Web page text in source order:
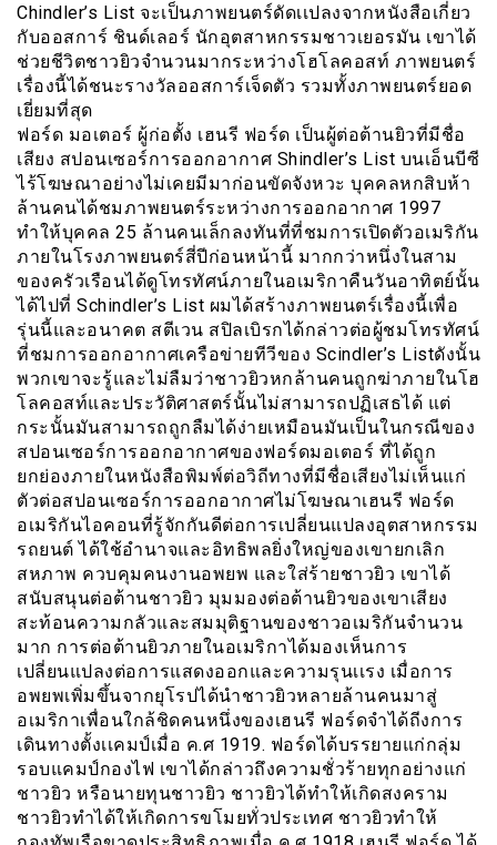
Chindler’s List จะเป็นภาพยนตร์ดัดเเปลงจากหนังสือเกี่ยว
กับออสการ์ ชินด์เลอร์ นักอุตสาหกรรมชาวเยอรมัน เขาได้
ช่วยชีวิตชาวยิวจำนวนมากระหว่างโฮโลคอสท์ ภาพยนตร์
เรื่องนี้ได้ชนะรางวัลออสการ์เจ็ดตัว รวมทั้งภาพยนตร์ยอด
เยี่ยมที่สุด
ฟอร์ด มอเตอร์ ผู้ก่อตั้ง เฮนรี ฟอร์ด เป็นผู้ต่อต้านยิวที่มีชื่อ
เสียง สปอนเซอร์การออกอากาศ Shindler’s List บนเอ็นบีซี
ไร้โฆษณาอย่างไม่เคยมีมาก่อนขัดจังหวะ บุคคลหกสิบห้า
ล้านคนได้ชมภาพยนตร์ระหว่างการออกอากาศ 1997
ทำให้บุคคล 25 ล้านคนเล็กลงทันที่ที่ชมการเปิดตัวอเมริกัน
ภายในโรงภาพยนตร์สี่ปีก่อนหน้านี้ มากกว่าหนึ่งในสาม
ของครัวเรือนได้ดูโทรทัศน์ภายในอเมริกาคืนวันอาทิตย์นั้น
ได้ไปที่ Schindler’s List ผมได้สร้างภาพยนตร์เรื่องนี้เพื่อ
รุ่นนี้และอนาคต สตีเวน สปิลเบิรกได้กล่าวต่อผู้ชมโทรทัศน์
ที่ชมการออกอากาศเครือข่ายทีวีของ Scindler’s Listดังนั้น
พวกเขาจะรู้และไม่ลืมว่าชาวยิวหกล้านคนถูกฆ่าภายในโฮ
โลคอสท์และประวัติศาสตร์นั้นไม่สามารถปฏิเสธได้ แต่
กระนั้นมันสามารถถูกลืมได้ง่ายเหมือนมันเป็นในกรณีของ
สปอนเซอร์การออกอากาศของฟอร์ดมอเตอร์ ที่ได้ถูก
ยกย่องภายในหนังสือพิมพ์ต่อวิถีทางที่มีชื่อเสียงไม่เห็นแก่
ตัวต่อสปอนเซอร์การออกอากาศไม่โฆษณาเฮนรี ฟอร์ด
อเมริกันไอคอนที่รู้จักกันดีต่อการเปลี่ยนแปลงอุตสาหกรรม
รถยนต์ ได้ใช้อำนาจและอิทธิพลยิ่งใหญ่ของเขายกเลิก
สหภาพ ควบคุมคนงานอพยพ และใส่ร้ายชาวยิว เขาได้
สนับสนุนต่อต้านชาวยิว มุมมองต่อต้านยิวของเขาเสียง
สะท้อนความกลัวและสมมุติฐานของชาวอเมริกันจำนวน
มาก การต่อต้านยิวภายในอเมริกาได้มองเห็นการ
เปลี่ยนแปลงต่อการแสดงออกและความรุนเเรง เมื่อการ
อพยพเพิ่มขึ้นจากยุโรปได้นำชาวยิวหลายล้านคนมาสู่
อเมริกาเพื่อนใกล้ชิดคนหนึ่งของเฮนรี ฟอร์ดจำได้ถีงการ
เดินทางตั้งเเคมป์เมื่อ ค.ศ 1919. ฟอร์ดได้บรรยายแก่กลุ่ม
รอบแคมป์กองไฟ เขาได้กล่าวถึงความชั่วร้ายทุกอย่างแก่
ชาวยิว หรือนายทุนชาวยิว ชาวยิวได้ทำให้เกิดสงคราม
ชาวยิวทำได้ให้เกิดการขโมยทั่วประเทศ ชาวยิวทำให้